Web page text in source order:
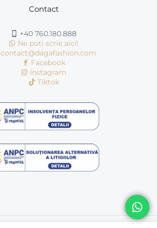
Contact
+40 760.180.888
Ne poti scrie aici!
contact@dagafashion.com
Facebook
Instagram
Tiktok